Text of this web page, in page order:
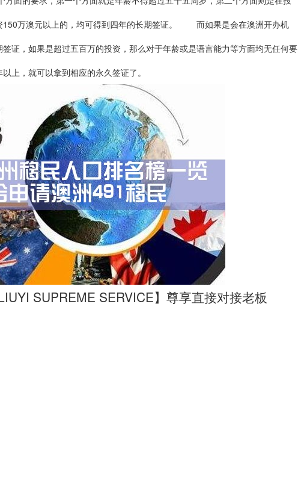
150万澳元以上的，均可得到四年的长期签证。 而如果是会在澳洲开办机
证，如果是超过五百万的投资，那么对于年龄或是语言能力等方面均无任何要
上，就可以拿到相应的永久签证了。
SUPREME SERVICE】尊享直接对接老板